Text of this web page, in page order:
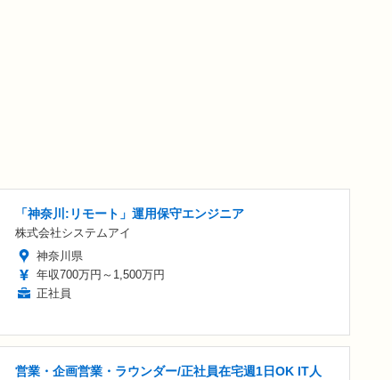
「神奈川:リモート」運用保守エンジニア
株式会社システムアイ
神奈川県
年収700万円～1,500万円
正社員
営業・企画営業・ラウンダー/正社員在宅週1日OK IT人